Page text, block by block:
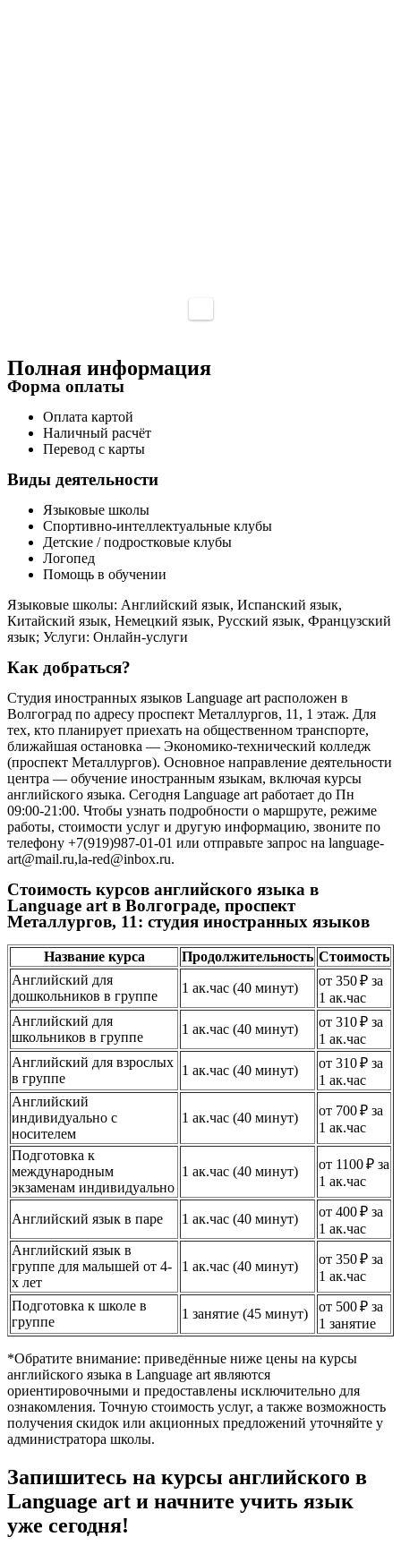
Полная информация
Форма оплаты
Оплата картой
Наличный расчёт
Перевод с карты
Виды деятельности
Языковые школы
Спортивно-интеллектуальные клубы
Детские / подростковые клубы
Логопед
Помощь в обучении
Языковые школы: Английский язык, Испанский язык,
Китайский язык, Немецкий язык, Русский язык, Французский
язык; Услуги: Онлайн-услуги
Как добраться?
Студия иностранных языков Language art расположен в
Волгоград по адресу проспект Металлургов, 11, 1 этаж. Для
тех, кто планирует приехать на общественном транспорте,
ближайшая остановка — Экономико-технический колледж
(проспект Металлургов). Основное направление деятельности
центра — обучение иностранным языкам, включая курсы
английского языка. Сегодня Language art работает до Пн
09:00-21:00. Чтобы узнать подробности о маршруте, режиме
работы, стоимости услуг и другую информацию, звоните по
телефону +7(919)987-01-01 или отправьте запрос на language-
art@mail.ru,la-red@inbox.ru.
Стоимость курсов английского языка в
Language art в Волгограде, проспект
Металлургов, 11: студия иностранных языков
Название курса Продолжительность Стоимость
Английский для
дошкольников в группе
1 ак.час (40 минут)
от 350 ₽ за
1 ак.час
Английский для
школьников в группе
1 ак.час (40 минут)
от 310 ₽ за
1 ак.час
Английский для взрослых
в группе
1 ак.час (40 минут)
от 310 ₽ за
1 ак.час
Английский
индивидуально с
носителем
1 ак.час (40 минут)
от 700 ₽ за
1 ак.час
Подготовка к
международным
экзаменам индивидуально
1 ак.час (40 минут)
от 1100 ₽ за
1 ак.час
Английский язык в паре 1 ак.час (40 минут)
от 400 ₽ за
1 ак.час
Английский язык в
группе для малышей от 4-
х лет
1 ак.час (40 минут)
от 350 ₽ за
1 ак.час
Подготовка к школе в
группе
1 занятие (45 минут)
от 500 ₽ за
1 занятие
*Обратите внимание: приведённые ниже цены на курсы
английского языка в Language art являются
ориентировочными и предоставлены исключительно для
ознакомления. Точную стоимость услуг, а также возможность
получения скидок или акционных предложений уточняйте у
администратора школы.
Запишитесь на курсы английского в
Language art и начните учить язык
уже сегодня!